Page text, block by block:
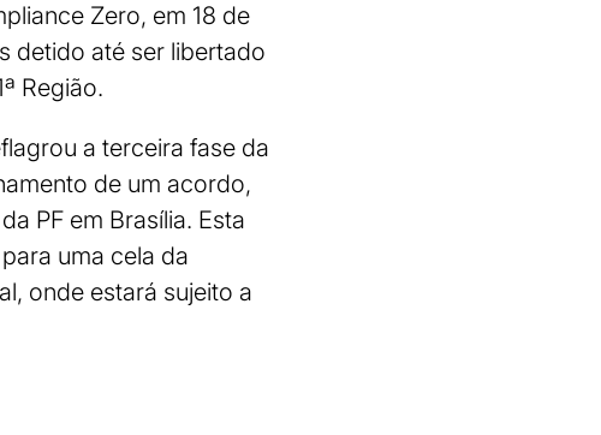
Zero, em 18 de
detido até ser libertado
Região.
a terceira fase da
de um acordo,
PF em Brasília. Esta
uma cela da
onde estará sujeito a